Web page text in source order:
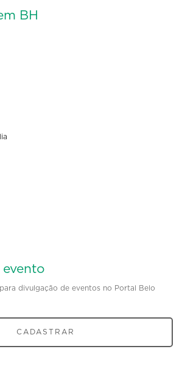
BH
evento
divulgação de eventos no Portal Belo
CADASTRAR